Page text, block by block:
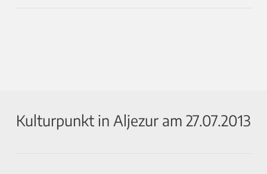
Kulturpunkt in Aljezur am 27.07.2013